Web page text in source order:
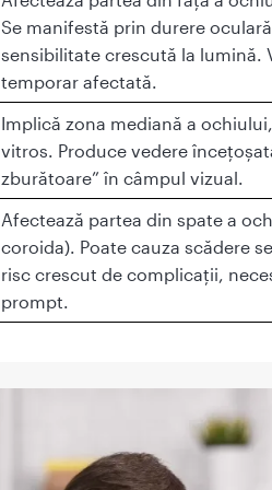
Se manifestă prin durere
sensibilitate crescută la lumină.
temporar afectată.
Implică zona mediană a
vitros. Produce vedere
zburătoare” în câmpul vizual.
Afectează partea din spate a
coroida). Poate cauza scădere
risc crescut de complicații,
prompt.